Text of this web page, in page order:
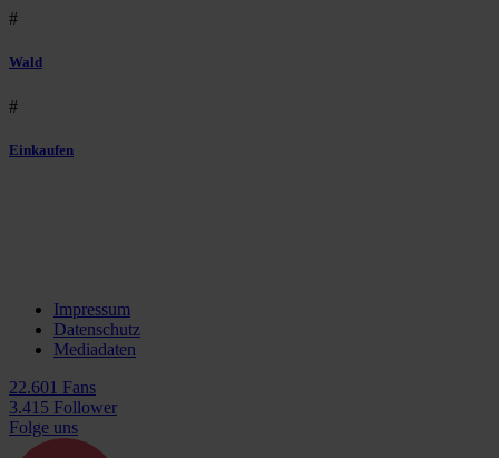
#
Wald
#
Einkaufen
Impressum
Datenschutz
Mediadaten
22.601 Fans
3.415 Follower
Folge uns